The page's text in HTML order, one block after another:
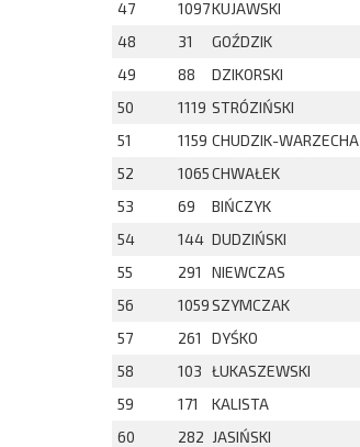
47
1097KUJAWSKI
48
31 GOŹDZIK
49
88 DZIKORSKI
50
1119 STRÓZIŃSKI
51
1159 CHUDZIK-WARZECHA
52
1065CHWAŁEK
53
69 BIŃCZYK
54
144 DUDZIŃSKI
55
291 NIEWCZAS
56
1059SZYMCZAK
57
261 DYŚKO
58
103 ŁUKASZEWSKI
59
171 KALISTA
60
282 JASIŃSKI